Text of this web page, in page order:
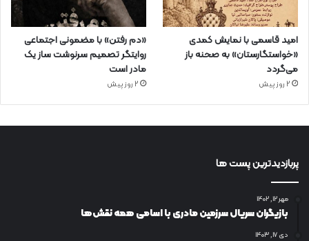
امید قاسمی با نمایش کمدی
«خواستگارستان» به صحنه باز
می‌گردد
2 روز پیش
«دم رفتن» با مضمونی اجتماعی
روایتگر تصمیم سرنوشت ساز یک
مادر است
2 روز پیش
پربازدیدترین پست ها
مهر ۱۲, ۱۴۰۲
بازیگران سریال سرزمین مادری با اسامی همه نقش‌ها
دی ۱۷, ۱۴۰۳